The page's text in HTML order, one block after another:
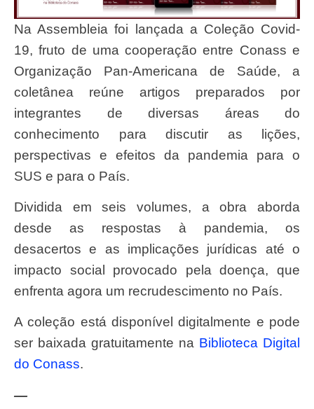
Na Assembleia foi lançada a Coleção Covid-
19, fruto de uma cooperação entre Conass e
Organização Pan-Americana de Saúde, a
coletânea reúne artigos preparados por
integrantes de diversas áreas do
conhecimento para discutir as lições,
perspectivas e efeitos da pandemia para o
SUS e para o País.
Dividida em seis volumes, a obra aborda
desde as respostas à pandemia, os
desacertos e as implicações jurídicas até o
impacto social provocado pela doença, que
enfrenta agora um recrudescimento no País.
A coleção está disponível digitalmente e pode
ser baixada gratuitamente na Biblioteca Digital
do Conass.
—